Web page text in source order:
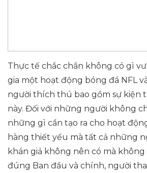
Thực tế chắc chắn không có gì
gia một hoạt động bóng đá NFL
người thích thú bao gồm sự kiện
này. Đối với những người không
những gì cần tạo ra cho hoạt
hàng thiết yếu mà tất cả những
khán giả không nên có mà không
đúng Ban đầu và chính, người